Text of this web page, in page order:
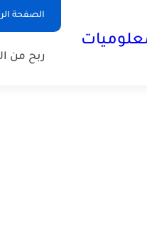
الصفحة
ربح من